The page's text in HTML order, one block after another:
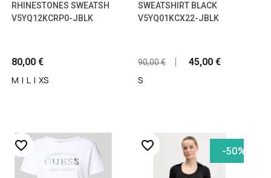
RHINESTONES SWEATSH
V5YQ12KCRP0-JBLK
80,00 €
Μ | L | XS
SWEATSHIRT BLACK
V5YQ01KCX22-JBLK
90,00 €
45,00 €
S
favorite_border -50%
favorite_border